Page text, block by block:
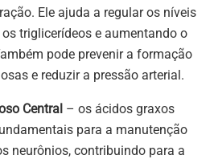
Ele ajuda a regular os níveis
triglicerídeos e aumentando o
pode prevenir a formação
e reduzir a pressão arterial.
Central – os ácidos graxos
para a manutenção
neurônios, contribuindo para a